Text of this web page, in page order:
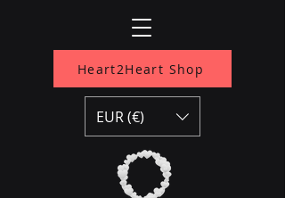
Heart2Heart Shop
EUR (€)